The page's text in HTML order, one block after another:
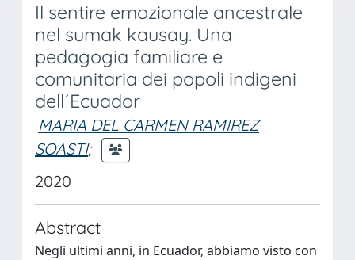
Il sentire emozionale ancestrale
nel sumak kausay. Una
pedagogia familiare e
comunitaria dei popoli indigeni
dell´Ecuador
MARIA DEL CARMEN RAMIREZ
SOASTI;
2020
Abstract
Negli ultimi anni, in Ecuador, abbiamo visto con